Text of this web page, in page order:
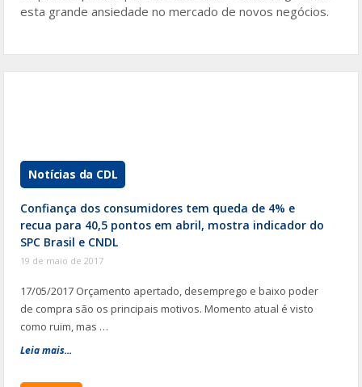
esta grande ansiedade no mercado de novos negócios.
Notícias da CDL
Confiança dos consumidores tem queda de 4% e
recua para 40,5 pontos em abril, mostra indicador do
SPC Brasil e CNDL
19 de maio de 2017
17/05/2017 Orçamento apertado, desemprego e baixo poder
de compra são os principais motivos. Momento atual é visto
como ruim, mas …
Leia mais...